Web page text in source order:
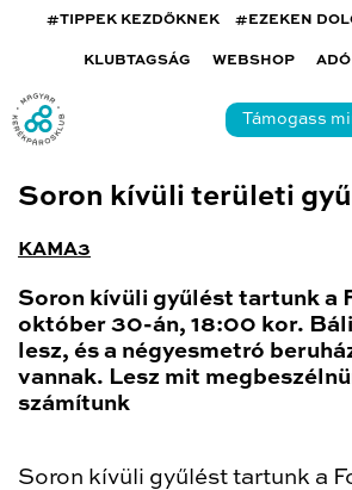
#TIPPEK KEZDŐKNEK #EZEKEN
KLUBTAGSÁG WEBSHOP ADÓ
Támogass
Soron kívüli területi
KAMA3
Soron kívüli gyűlést tartunk a
október 30-án, 18:00 kor.
lesz, és a négyesmetró
vannak. Lesz mit
számítunk
Soron kívüli gyűlést tartunk a